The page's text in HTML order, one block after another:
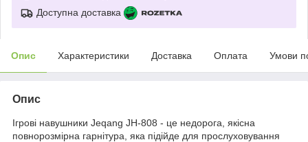
Доступна доставка
Опис Характеристики Доставка Оплата Умови
Опис
Ігрові навушники Jeqang JH-808 - це недорога, якісна
повнорозмірна гарнітура, яка підійде для прослуховування